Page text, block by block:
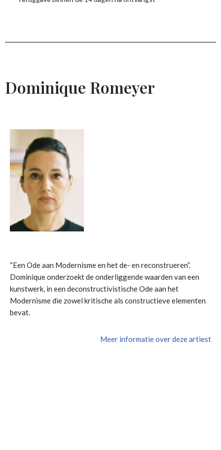
Dominique Romeyer
“Een Ode aan Modernisme en het de- en reconstrueren”.
Dominique onderzoekt de onderliggende waarden van een
kunstwerk, in een deconstructivistische Ode aan het
Modernisme die zowel kritische als constructieve elementen
bevat.
Meer informatie over deze artiest